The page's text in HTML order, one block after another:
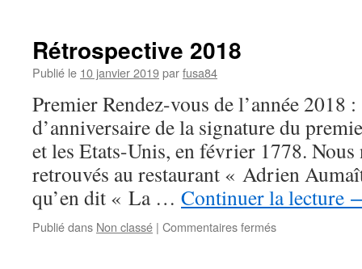
mars
2020
–
à
20h
Rétrospective 2018
Publié le 10 janvier 2019parfusa84
Premier Rendez-vous de l’année 2018
d’anniversaire de la signature du
et les Etats-Unis, en février 1778. Nous
retrouvés au restaurant « Adrien
qu’en dit « La … Continuer la lecture
Publié dans Non classé | Commentaires ferméssur